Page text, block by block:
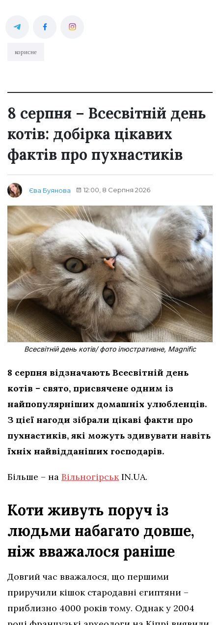
корисне
8 серпня – Всесвітній день
котів: добірка цікавих
фактів про пухнастиків
Єва Буянова 12:00, 8 Серпня 2026
Всесвітній день котів/ фото ілюстративне, Magnific
8 серпня відзначають Всесвітній день
котів – свято, присвячене одним із
найпопулярніших домашніх улюбленців.
З цієї нагоди зібрали цікаві факти про
пухнастиків, які можуть здивувати навіть
їхніх найвідданіших господарів.
Більше – на ВільногірськIN.UA.
Коти живуть поруч із
людьми набагато довше,
ніж вважалося раніше
Довгий час вважалося, що першими
приручили кішок стародавні єгиптяни –
приблизно 4000 років тому. Однак у 2004